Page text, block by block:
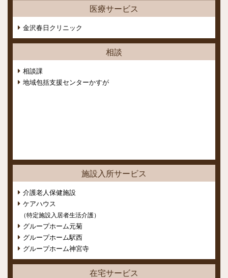
医療サービス
金沢春日クリニック
相談
相談課
地域包括支援センターかすが
施設入所サービス
介護老人保健施設
ケアハウス
（特定施設入居者生活介護）
グループホーム元菊
グループホーム駅西
グループホーム神宮寺
在宅サービス